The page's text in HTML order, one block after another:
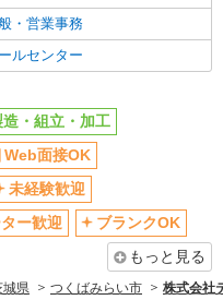
・営業事務
ルセンター
造・組立・加工
Web面接OK
未経験歓迎
ー歓迎
ブランクOK
もっと見る
城県 つくばみらい市 株式会社